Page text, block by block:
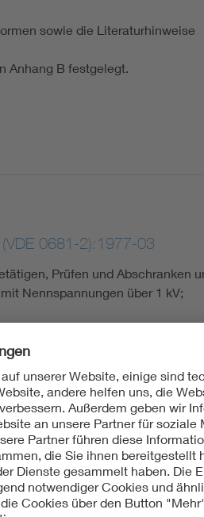
sowie die Literaturhinweise
Anhang B festgelegt.
0681-2):1977-03
Prüfen und Abschranken
Nennspannungen über 1 kV;
2):2013-01
Betätigen, Prüfen und